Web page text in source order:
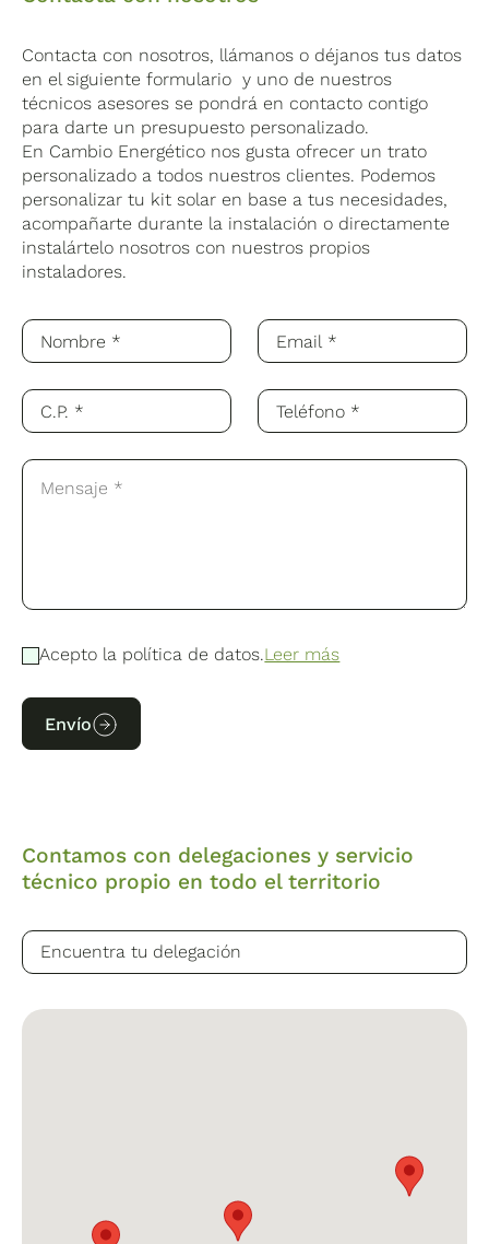
Contacta con nosotros, llámanos o déjanos tus datos
en el siguiente formulario y uno de nuestros
técnicos asesores se pondrá en contacto contigo
para darte un presupuesto personalizado.
En Cambio Energético nos gusta ofrecer un trato
personalizado a todos nuestros clientes. Podemos
personalizar tu kit solar en base a tus necesidades,
acompañarte durante la instalación o directamente
instalártelo nosotros con nuestros propios
instaladores.
Acepto la política de datos.Leer más
Envío
Contamos con delegaciones y servicio
técnico propio en todo el territorio